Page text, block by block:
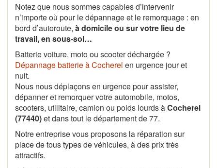
Notez que nous sommes capables d’intervenir
n’importe où pour le dépannage et le remorquage : en
bord d’autoroute, à domicile ou sur votre lieu de
travail, en sous-sol…
Batterie voiture, moto ou scooter déchargée ?
Dépannage batterie à Cocherel en urgence jour et
nuit.
Nous nous déplaçons en urgence pour assister,
dépanner et remorquer votre automobile, motos,
scooters, utilitaire, camion ou poids lourds àCocherel
(77440)et dans tout le département de 77.
Notre entreprise vous proposons la réparation sur
place de tous types de véhicules, à des prix très
attractifs.